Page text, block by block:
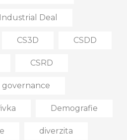
Deal
CS3D CSDD
CSRD
governance
Demografie
diverzita